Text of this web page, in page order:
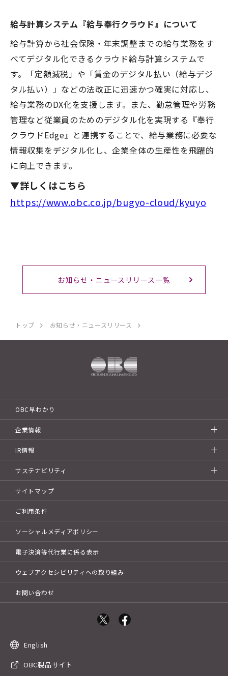
トップ お知らせ・ニュースリリース
給与計算システム『給与奉行クラウド』について
給与計算から社会保険・年末調整までの給与業務をす
べてデジタル化できるクラウド給与計算システムで
す。「定額減税」や「賃金のデジタル払い（給与デジ
タル払い）」などの法改正に迅速かつ確実に対応し、
給与業務のDX化を支援します。また、勤怠管理や労務
管理など従業員のためのデジタル化を実現する『奉行
クラウドEdge』と連携することで、給与業務に必要な
情報収集をデジタル化し、企業全体の生産性を飛躍的
に向上できます。
▼詳しくはこちら
https://www.obc.co.jp/bugyo-cloud/kyuyo
お知らせ・ニュースリリース一覧
OBC早わかり
企業情報
IR情報
サステナビリティ
サイトマップ
ご利用条件
ソーシャルメディアポリシー
電子決済等代行業に係る表示
ウェブアクセシビリティへの取り組み
お問い合わせ
English
OBC製品サイト